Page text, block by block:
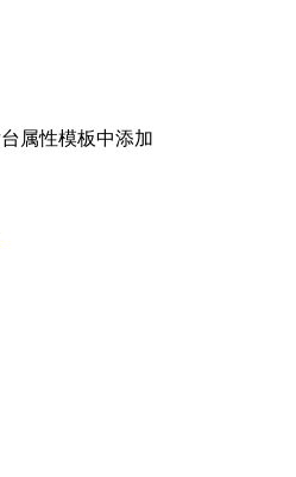
属性模板中添加